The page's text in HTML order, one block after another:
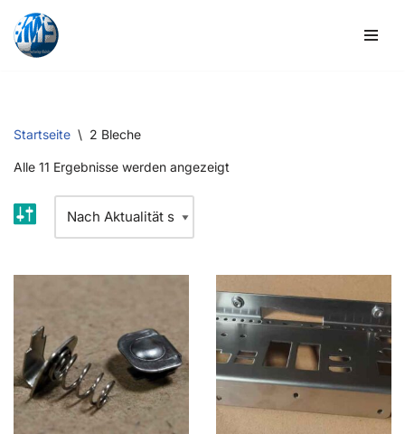
Zum
Startseite \ 2 Bleche
Alle 11 Ergebnisse werden angezeigt